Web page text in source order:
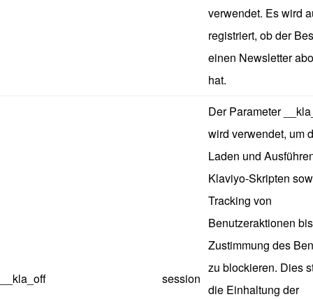
verwendet. Es wird
registriert, ob der
einen Newsletter
hat.
__kla_off session
Der Parameter
wird verwendet, um
Laden und
Klaviyo-Skripten
Tracking von
Benutzeraktionen
Zustimmung des
zu blockieren. Dies
die Einhaltung der